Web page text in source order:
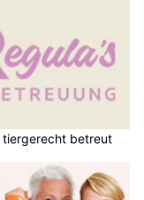
tiergerecht betreut